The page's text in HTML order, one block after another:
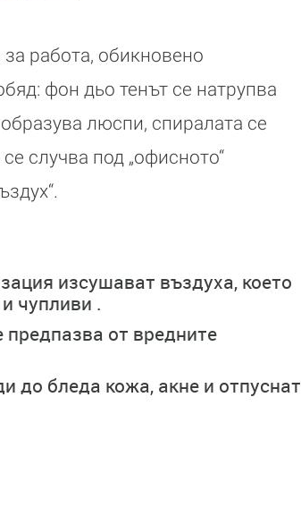
работа, обикновено
фон дьо тенът се натрупва
люспи, спиралата се
случва под „офисното“
изсушават въздуха, което
чупливи .
от вредните
до бледа кожа, акне и отпуснат